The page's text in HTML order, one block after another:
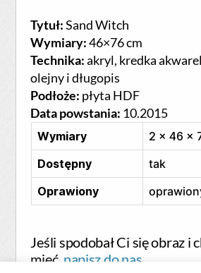
Tytuł:Sand Witch
Wymiary:46×76 cm
Technika:akryl, kredka
olejny i długopis
Podłoże: płyta HDF
Data powstania: 10.2015
Wymiary
2 × 46 ×
Dostępny
tak
Oprawiony
Jeśli spodobał Ci się obraz i
mieć, napisz do nas.